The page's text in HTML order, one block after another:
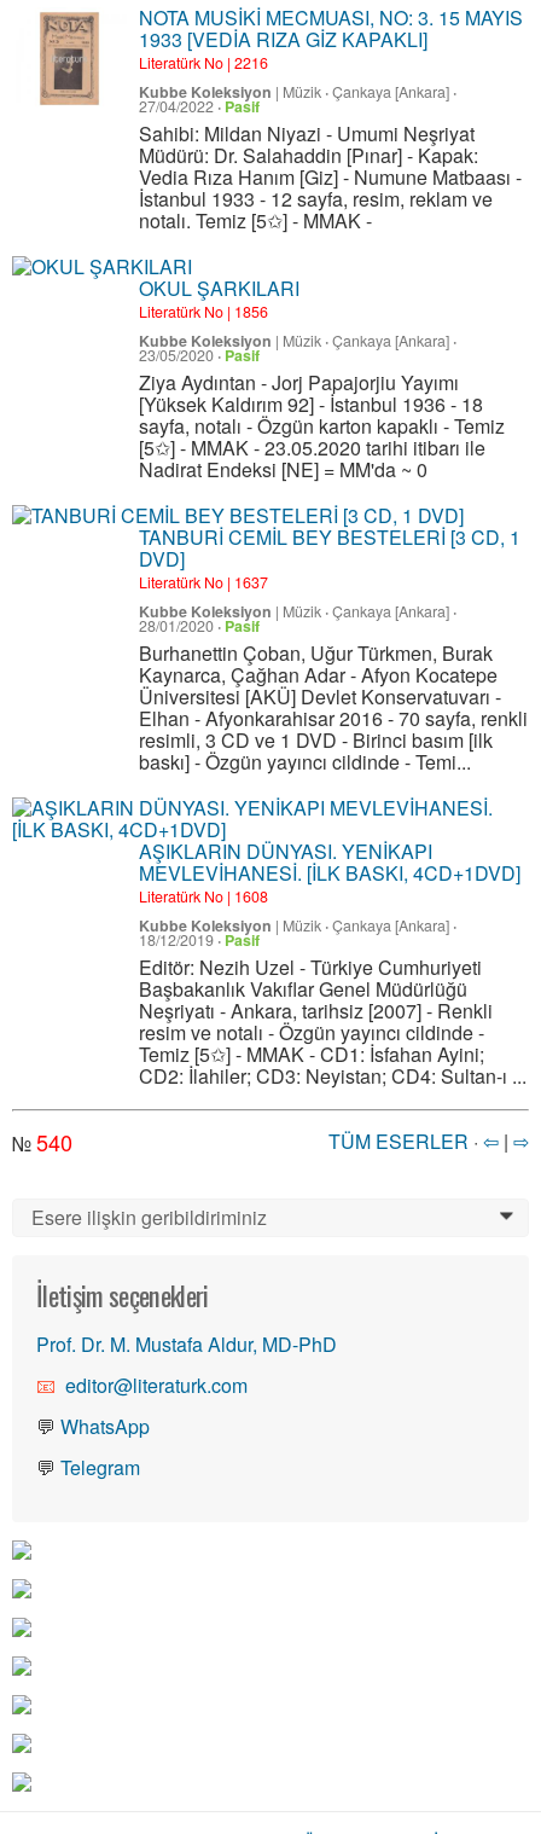
NOTA MUSİKİ MECMUASI, NO: 3. 15 MAYIS
1933 [VEDİA RIZA GİZ KAPAKLI]
Literatürk No | 2216
Kubbe Koleksiyon | Müzik ·Çankaya [Ankara] ·
27/04/2022 · Pasif
Sahibi: Mildan Niyazi - Umumi Neşriyat
Müdürü: Dr. Salahaddin [Pınar] - Kapak:
Vedia Rıza Hanım [Giz] - Numune Matbaası -
İstanbul 1933 - 12 sayfa, resim, reklam ve
notalı. Temiz [5✩] - MMAK -
OKUL ŞARKILARI
Literatürk No | 1856
Kubbe Koleksiyon | Müzik ·Çankaya [Ankara] ·
23/05/2020 · Pasif
Ziya Aydıntan - Jorj Papajorjiu Yayımı
[Yüksek Kaldırım 92] - İstanbul 1936 - 18
sayfa, notalı - Özgün karton kapaklı - Temiz
[5✩] - MMAK - 23.05.2020 tarihi itibarı ile
Nadirat Endeksi [NE] = MM'da ~ 0
TANBURİ CEMİL BEY BESTELERİ [3 CD, 1
DVD]
Literatürk No | 1637
Kubbe Koleksiyon | Müzik ·Çankaya [Ankara] ·
28/01/2020 · Pasif
Burhanettin Çoban, Uğur Türkmen, Burak
Kaynarca, Çağhan Adar - Afyon Kocatepe
Üniversitesi [AKÜ] Devlet Konservatuvarı -
Elhan - Afyonkarahisar 2016 - 70 sayfa, renkli
resimli, 3 CD ve 1 DVD - Birinci basım [ilk
baskı] - Özgün yayıncı cildinde - Temi...
AŞIKLARIN DÜNYASI. YENİKAPI
MEVLEVİHANESİ. [İLK BASKI, 4CD+1DVD]
Literatürk No | 1608
Kubbe Koleksiyon | Müzik ·Çankaya [Ankara] ·
18/12/2019 · Pasif
Editör: Nezih Uzel - Türkiye Cumhuriyeti
Başbakanlık Vakıflar Genel Müdürlüğü
Neşriyatı - Ankara, tarihsiz [2007] - Renkli
resim ve notalı - Özgün yayıncı cildinde -
Temiz [5✩] - MMAK - CD1: İsfahan Ayini;
CD2: İlahiler; CD3: Neyistan; CD4: Sultan-ı ...
№540 TÜM ESERLER · ⇦ | ⇨
Esere ilişkin geribildiriminiz 0
İletişim seçenekleri
Prof. Dr. M. Mustafa Aldur, MD-PhD
editor@literaturk.com
💬 WhatsApp
💬 Telegram